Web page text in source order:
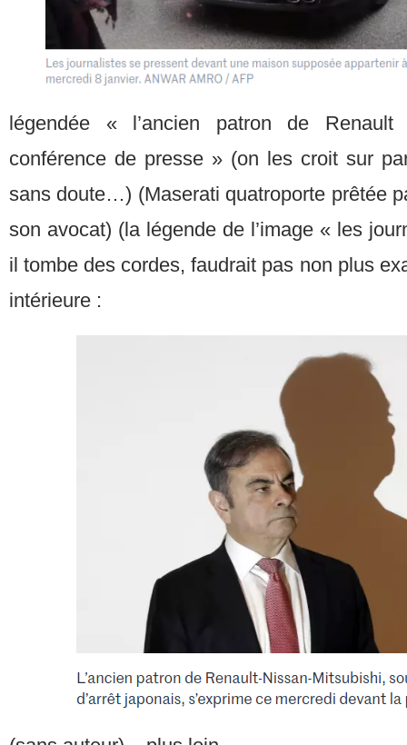
légendée « l’ancien patron de
conférence de presse » (on les croit sur
sans doute…) (Maserati quatroporte prêtée
son avocat) (la légende de l’image « les
il tombe des cordes, faudrait pas non plus
intérieure :